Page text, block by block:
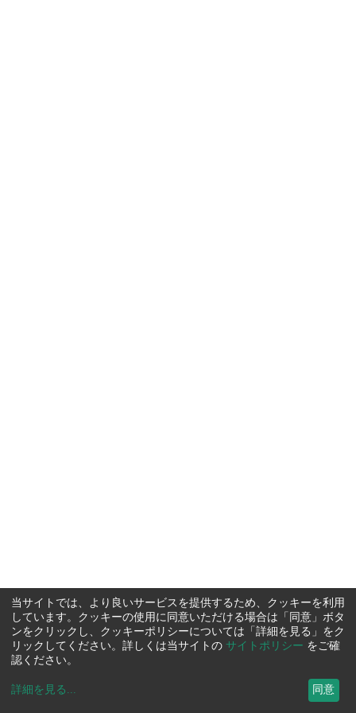
当サイトでは、より良いサービスを提供するため、クッキーを利用
しています。クッキーの使用に同意いただける場合は「同意」ボタ
ンをクリックし、クッキーポリシーについては「詳細を見る」をク
リックしてください。詳しくは当サイトの サイトポリシー をご確
認ください。
詳細を見る ... 同意